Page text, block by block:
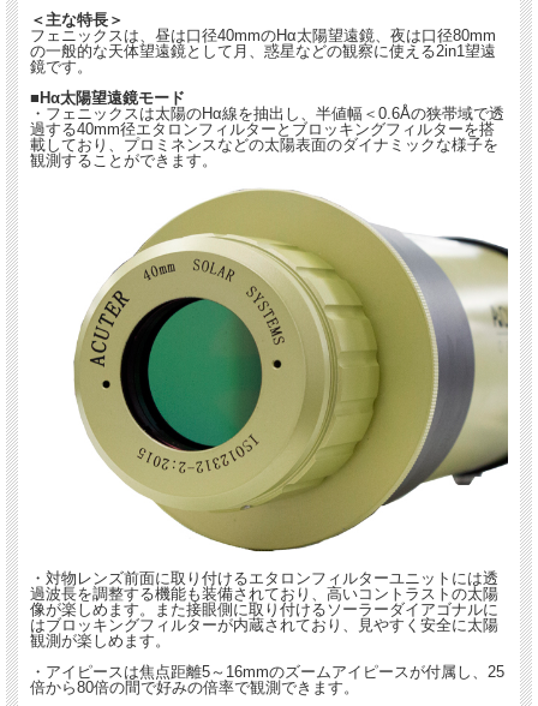
＜主な特長＞
フェニックスは、昼は口径40mmのHα太陽望遠鏡、夜は口径80mm
の一般的な天体望遠鏡として月、惑星などの観察に使える2in1望遠
鏡です。
■Hα太陽望遠鏡モード
・フェニックスは太陽のHα線を抽出し、半値幅＜0.6Åの狭帯域で透
過する40mm径エタロンフィルターとブロッキングフィルターを搭
載しており、プロミネンスなどの太陽表面のダイナミックな様子を
観測することができます。
・対物レンズ前面に取り付けるエタロンフィルターユニットには透
過波長を調整する機能も装備されており、高いコントラストの太陽
像が楽しめます。また接眼側に取り付けるソーラーダイアゴナルに
はブロッキングフィルターが内蔵されており、見やすく安全に太陽
観測が楽しめます。
・アイピースは焦点距離5～16mmのズームアイピースが付属し、25
倍から80倍の間で好みの倍率で観測できます。